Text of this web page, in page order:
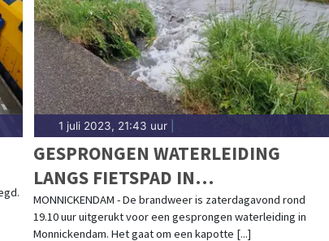
1 juli 2023, 21:43 uur|
GESPRONGEN WATERLEIDING
LANGS FIETSPAD IN
MONNICKENDAM
MONNICKENDAM - De brandweer is zaterdagavond rond
19.10 uur uitgerukt voor een gesprongen waterleiding in
Monnickendam. Het gaat om een kapotte [...]